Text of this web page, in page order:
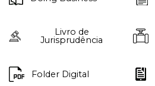
Livro de
Jurisprudência
Folder Digital